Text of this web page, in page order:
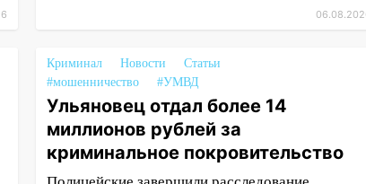
Криминал Новости
Статьи
#мошенничество
#УМВД
Ульяновец отдал более 14
миллионов рублей за
криминальное покровительство